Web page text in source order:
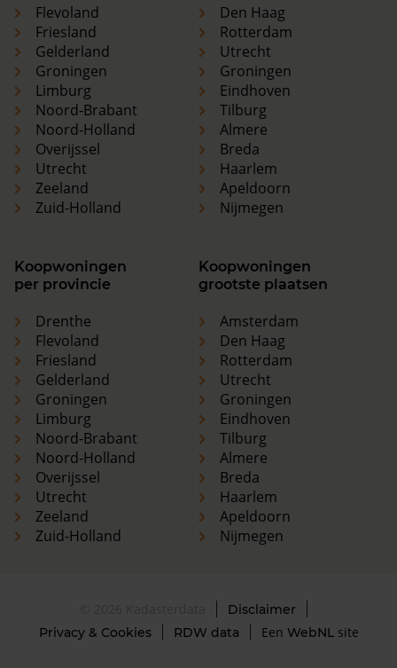
Flevoland
Friesland
Gelderland
Groningen
Limburg
Noord-Brabant
Noord-Holland
Overijssel
Utrecht
Zeeland
Zuid-Holland
Den Haag
Rotterdam
Utrecht
Groningen
Eindhoven
Tilburg
Almere
Breda
Haarlem
Apeldoorn
Nijmegen
Koopwoningen
per provincie
Drenthe
Flevoland
Friesland
Gelderland
Groningen
Limburg
Noord-Brabant
Noord-Holland
Overijssel
Utrecht
Zeeland
Zuid-Holland
Koopwoningen
grootste plaatsen
Amsterdam
Den Haag
Rotterdam
Utrecht
Groningen
Eindhoven
Tilburg
Almere
Breda
Haarlem
Apeldoorn
Nijmegen
Disclaimer
Privacy & Cookies
RDW data Een WebNLsite